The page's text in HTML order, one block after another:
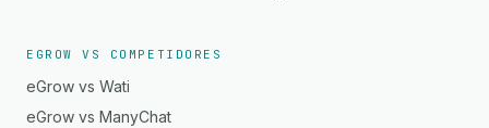
EGROW VS COMPETIDORES
eGrow vs Wati
eGrow vs ManyChat